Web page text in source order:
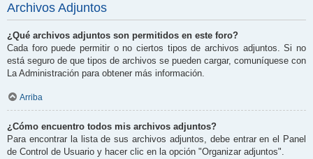
Archivos Adjuntos
¿Qué archivos adjuntos son permitidos en este foro?
Cada foro puede permitir o no ciertos tipos de archivos adjuntos. Si no
está seguro de que tipos de archivos se pueden cargar, comuníquese con
La Administración para obtener más información.
Arriba
¿Cómo encuentro todos mis archivos adjuntos?
Para encontrar la lista de sus archivos adjuntos, debe entrar en el Panel
de Control de Usuario y hacer clic en la opción "Organizar adjuntos".